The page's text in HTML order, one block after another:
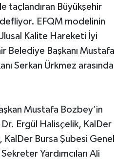
taçlandıran Büyükşehir
EFQM modelinin
Kalite Hareketi İyi
Belediye Başkanı Mustafa
Serkan Ürkmez arasında
Mustafa Bozbey’in
Ergül Halisçelik, KalDer
KalDer Bursa Şubesi Genel
Yardımcıları Ali